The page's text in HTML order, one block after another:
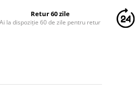
Retur 60 zile
Ai la dispoziție 60 de zile pentru retur